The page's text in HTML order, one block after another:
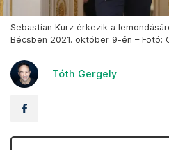
Sebastian Kurz érkezik a
Bécsben 2021. október 9-én – Fotó:
Tóth Gergely